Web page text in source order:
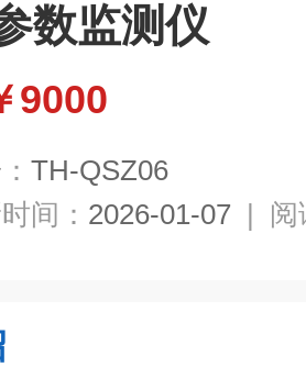
数监测仪
9000
TH-QSZ06
间： 2026-01-07 | 阅